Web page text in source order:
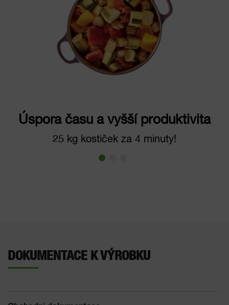
Úspora času a vyšší produktivita
25 kg kostiček za 4 minuty!
DOKUMENTACE K VÝROBKU